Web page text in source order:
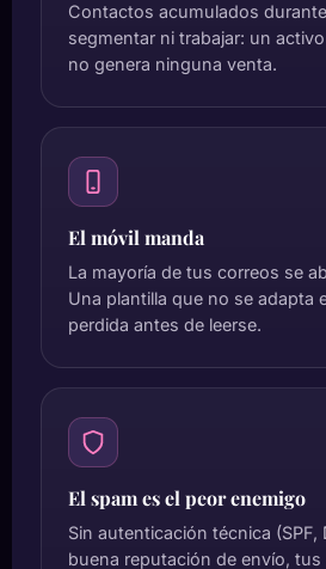
Contactos acumulados
segmentar ni trabajar: un
no genera ninguna venta.
El móvil manda
La mayoría de tus correos se
Una plantilla que no se adapta
perdida antes de leerse.
El spam es el peor enemigo
Sin autenticación técnica (SPF,
buena reputación de envío,